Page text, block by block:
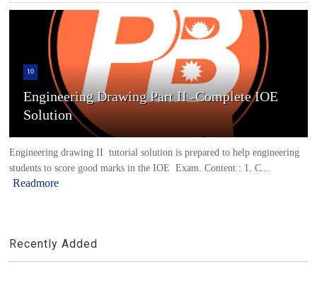
Engineering Drawing Part II -Complete IOE
Solution
Engineering drawing II tutorial solution is prepared to help engineering
students to score good marks in the IOE Exam. Content : 1. C...
Readmore